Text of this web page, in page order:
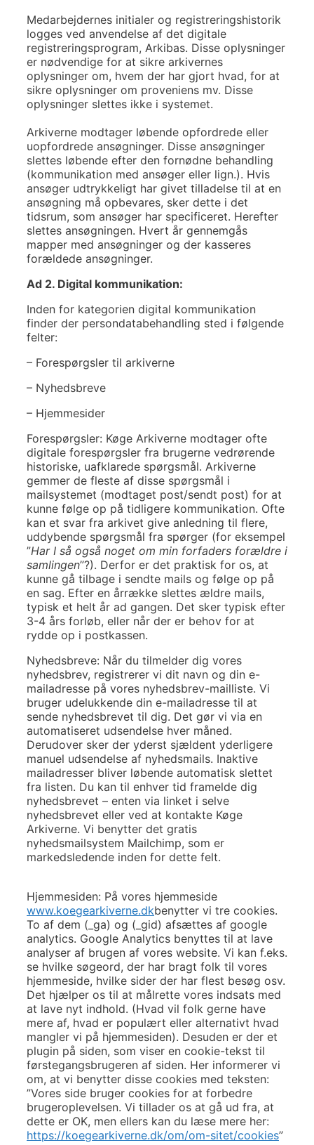
Medarbejdernes initialer og registreringshistorik
logges ved anvendelse af det digitale
registreringsprogram, Arkibas. Disse oplysninger
er nødvendige for at sikre arkivernes
oplysninger om, hvem der har gjort hvad, for at
sikre oplysninger om proveniens mv. Disse
oplysninger slettes ikke i systemet.
Arkiverne modtager løbende opfordrede eller
uopfordrede ansøgninger. Disse ansøgninger
slettes løbende efter den fornødne behandling
(kommunikation med ansøger eller lign.). Hvis
ansøger udtrykkeligt har givet tilladelse til at en
ansøgning må opbevares, sker dette i det
tidsrum, som ansøger har specificeret. Herefter
slettes ansøgningen. Hvert år gennemgås
mapper med ansøgninger og der kasseres
forældede ansøgninger.
Ad 2. Digital kommunikation:
Inden for kategorien digital kommunikation
finder der persondatabehandling sted i følgende
felter:
– Forespørgsler til arkiverne
– Nyhedsbreve
– Hjemmesider
Forespørgsler: Køge Arkiverne modtager ofte
digitale forespørgsler fra brugerne vedrørende
historiske, uafklarede spørgsmål. Arkiverne
gemmer de fleste af disse spørgsmål i
mailsystemet (modtaget post/sendt post) for at
kunne følge op på tidligere kommunikation. Ofte
kan et svar fra arkivet give anledning til flere,
uddybende spørgsmål fra spørger (for eksempel
”Har I så også noget om min forfaders forældre i
samlingen”?). Derfor er det praktisk for os, at
kunne gå tilbage i sendte mails og følge op på
en sag. Efter en årrække slettes ældre mails,
typisk et helt år ad gangen. Det sker typisk efter
3-4 års forløb, eller når der er behov for at
rydde op i postkassen.
Nyhedsbreve: Når du tilmelder dig vores
nyhedsbrev, registrerer vi dit navn og din e-
mailadresse på vores nyhedsbrev-mailliste. Vi
bruger udelukkende din e-mailadresse til at
sende nyhedsbrevet til dig. Det gør vi via en
automatiseret udsendelse hver måned.
Derudover sker der yderst sjældent yderligere
manuel udsendelse af nyhedsmails. Inaktive
mailadresser bliver løbende automatisk slettet
fra listen. Du kan til enhver tid framelde dig
nyhedsbrevet – enten via linket i selve
nyhedsbrevet eller ved at kontakte Køge
Arkiverne. Vi benytter det gratis
nyhedsmailsystem Mailchimp, som er
markedsledende inden for dette felt.
Hjemmesiden: På vores hjemmeside
www.koegearkiverne.dkbenytter vi tre cookies.
To af dem (_ga) og (_gid) afsættes af google
analytics. Google Analytics benyttes til at lave
analyser af brugen af vores website. Vi kan f.eks.
se hvilke søgeord, der har bragt folk til vores
hjemmeside, hvilke sider der har flest besøg osv.
Det hjælper os til at målrette vores indsats med
at lave nyt indhold. (Hvad vil folk gerne have
mere af, hvad er populært eller alternativt hvad
mangler vi på hjemmesiden). Desuden er der et
plugin på siden, som viser en cookie-tekst til
førstegangsbrugeren af siden. Her informerer vi
om, at vi benytter disse cookies med teksten:
”Vores side bruger cookies for at forbedre
brugeroplevelsen. Vi tillader os at gå ud fra, at
dette er OK, men ellers kan du læse mere her:
https://koegearkiverne.dk/om/om-sitet/cookies”